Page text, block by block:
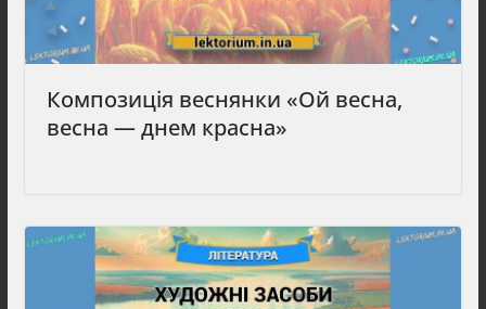
Композиція веснянки «Ой весна,
весна — днем красна»